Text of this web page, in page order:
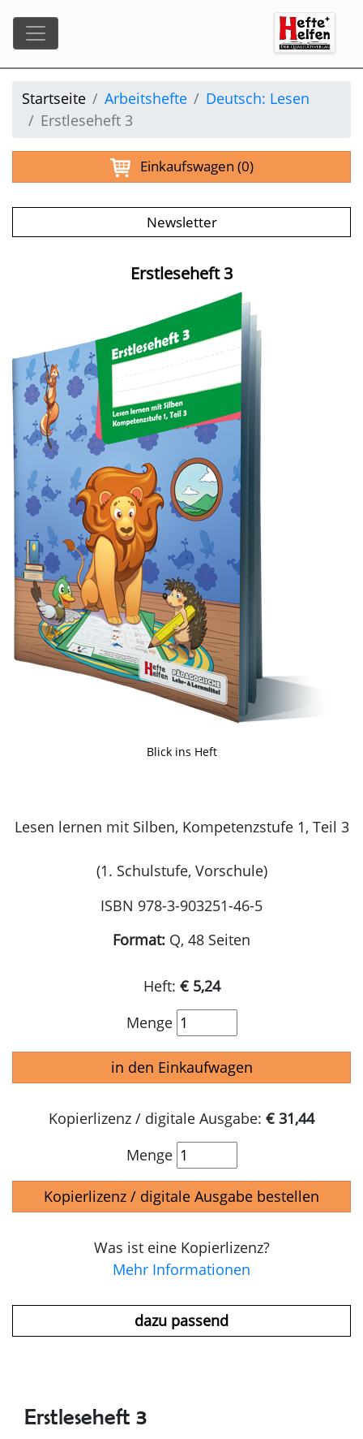
Startseite Arbeitshefte
Deutsch: Lesen
Erstleseheft 3
Einkaufswagen (0)
Newsletter
Erstleseheft 3
Blick ins Heft
Lesen lernen mit Silben, Kompetenzstufe 1, Teil 3
(1. Schulstufe, Vorschule)
ISBN 978-3-903251-46-5
Format: Q, 48 Seiten
Heft: € 5,24
Menge
in den Einkaufwagen
Kopierlizenz / digitale Ausgabe: € 31,44
Menge
Kopierlizenz / digitale Ausgabe bestellen
Was ist eine Kopierlizenz?
Mehr Informationen
dazu passend
Erstleseheft 3